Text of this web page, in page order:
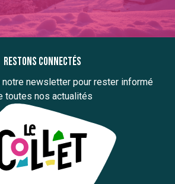
Restons connectés
notre newsletter pour rester informé
toutes nos actualités